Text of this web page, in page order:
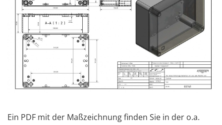
Ein PDF mit der Maßzeichnung finden Sie in der o.a.